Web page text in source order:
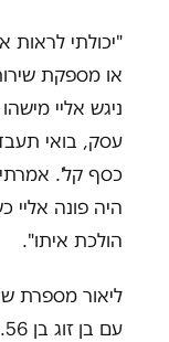
"יכולתי
או מספקת
ניגש אליי
עסק, בואי
כסף קל'. אמרתי
היה פונה
הולכת איתו"
.
ליאור מספרת